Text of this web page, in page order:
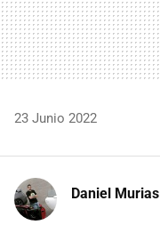
23 Junio 2022
Daniel Murias